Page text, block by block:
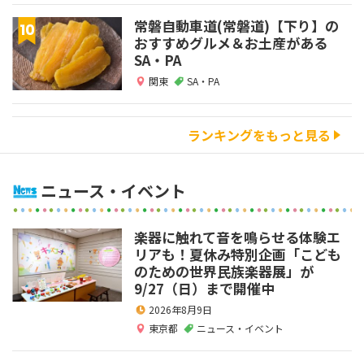
常磐自動車道(常磐道)【下り】の
おすすめグルメ＆お土産がある
SA・PA
関東 SA・PA
ランキングをもっと見る
ニュース・イベント
楽器に触れて音を鳴らせる体験エ
リアも！夏休み特別企画「こども
のための世界民族楽器展」が
9/27（日）まで開催中
2026年8月9日
東京都
ニュース・イベント